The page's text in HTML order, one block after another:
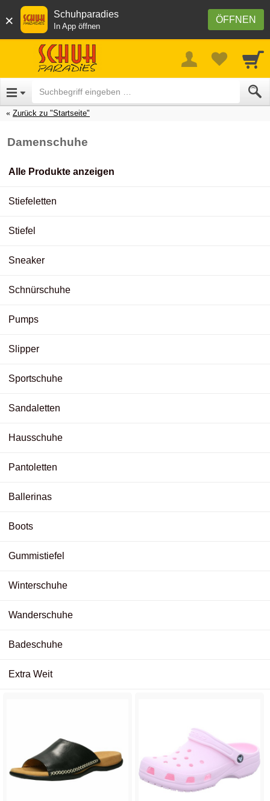
× ÖFFNEN
Schuhparadies
In App öffnen
Zurück zu "Startseite"
Damenschuhe
Alle Produkte anzeigen
Stiefeletten
Stiefel
Sneaker
Schnürschuhe
Pumps
Slipper
Sportschuhe
Sandaletten
Hausschuhe
Pantoletten
Ballerinas
Boots
Gummistiefel
Winterschuhe
Wanderschuhe
Badeschuhe
Extra Weit